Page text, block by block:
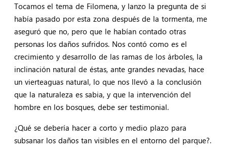
Tocamos el tema de Filomena, y lanzo la pregunta de si
había pasado por esta zona después de la tormenta, me
aseguró que no, pero que le habían contado otras
personas los daños sufridos. Nos contó como es el
crecimiento y desarrollo de las ramas de los árboles, la
inclinación natural de éstas, ante grandes nevadas, hace
un vierteaguas natural, lo que nos llevó a la conclusión
que la naturaleza es sabia, y que la intervención del
hombre en los bosques, debe ser testimonial.
¿Qué se debería hacer a corto y medio plazo para
subsanar los daños tan visibles en el entorno del parque?.